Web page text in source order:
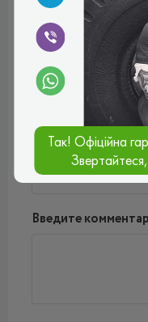
Пока нет
Написать
Имя*
Ваш e-mail*
Введите
Так! Офіційна